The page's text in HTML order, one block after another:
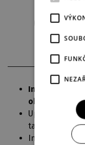
Inscenace
obřadem.
tabákové
Inscenace